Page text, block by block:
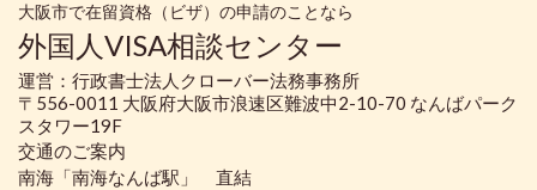
大阪市で在留資格（ビザ）の申請のことなら
外国人VISA相談センター
運営：行政書士法人クローバー法務事務所
〒556-0011 大阪府大阪市浪速区難波中2-10-70 なんばパーク
スタワー19F
交通のご案内
南海「南海なんば駅」 直結